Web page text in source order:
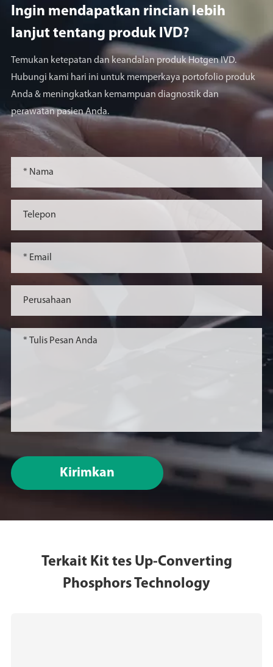
Ingin mendapatkan rincian lebih
lanjut tentang produk lVD?
Temukan ketepatan dan keandalan produk Hotgen IVD.
Hubungi kami hari ini untuk memperkaya portofolio produk
Anda & meningkatkan kemampuan diagnostik dan
perawatan pasien Anda.
Kirimkan
Terkait Kit tes Up-Converting
Phosphors Technology